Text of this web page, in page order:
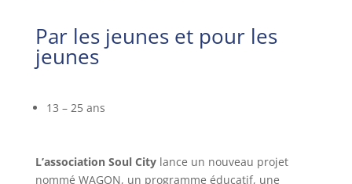
Par les jeunes et pour les
jeunes
13 – 25 ans
L’association Soul Citylance un nouveau projet
nommé WAGON, un programme éducatif, une